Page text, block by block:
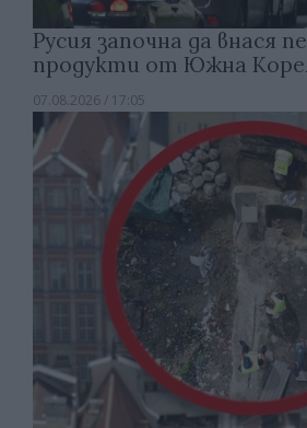
Русия започна да внася
продукти от Южна
07.08.2026 / 17:05